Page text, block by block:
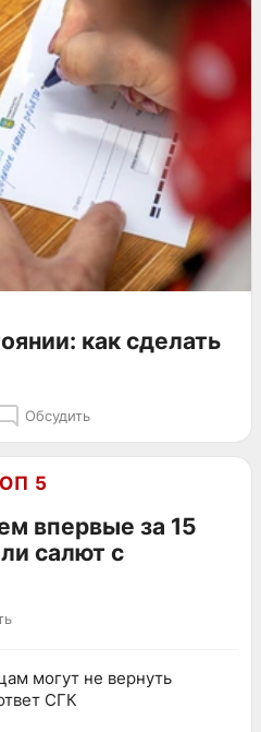
как сделать
Обсудить
5
впервые за 15
салют с
могут не вернуть
СГК